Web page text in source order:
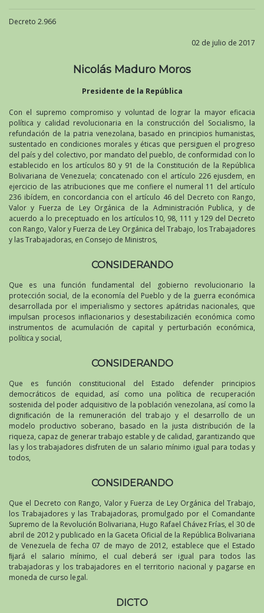
Decreto 2.966
02 de julio de 2017
Nicolás Maduro Moros
Presidente de la República
Con el supremo compromiso y voluntad de lograr la mayor eficacia
política y calidad revolucionaria en la construcción del Socialismo, la
refundación de la patria venezolana, basado en principios humanistas,
sustentado en condiciones morales y éticas que persiguen el progreso
del país y del colectivo, por mandato del pueblo, de conformidad con lo
establecido en los artículos 80 y 91 de la Constitución de la República
Bolivariana de Venezuela; concatenado con el artículo 226 ejusdem, en
ejercicio de las atribuciones que me confiere el numeral 11 del artículo
236 ibídem, en concordancia con el artículo 46 del Decreto con Rango,
Valor y Fuerza de Ley Orgánica de la Administración Publica, y de
acuerdo a lo preceptuado en los artículos 10, 98, 111 y 129 del Decreto
con Rango, Valor y Fuerza de Ley Orgánica del Trabajo, los Trabajadores
y las Trabajadoras, en Consejo de Ministros,
CONSIDERANDO
Que es una función fundamental del gobierno revolucionario la
protección social, de la economía del Pueblo y de la guerra económica
desarrollada por el imperialismo y sectores apátridas nacionales, que
impulsan procesos inflacionarios y desestabilizacién económica como
instrumentos de acumulación de capital y perturbación económica,
política y social,
CONSIDERANDO
Que es función constitucional del Estado defender principios
democráticos de equidad, así como una política de recuperación
sostenida del poder adquisitivo de la población venezolana, así como la
digniﬁcación de la remuneración del trabajo y el desarrollo de un
modelo productivo soberano, basado en la justa distribución de la
riqueza, capaz de generar trabajo estable y de calidad, garantizando que
las y los trabajadores disfruten de un salario mínimo igual para todas y
todos,
CONSIDERANDO
Que el Decreto con Rango, Valor y Fuerza de Ley Orgánica del Trabajo,
los Trabajadores y las Trabajadoras, promulgado por el Comandante
Supremo de la Revolución Bolivariana, Hugo Rafael Chávez Frías, el 30 de
abril de 2012 y publicado en la Gaceta Oficial de la República Bolivariana
de Venezuela de fecha 07 de mayo de 2012, establece que el Estado
ﬁjará el salario mínimo, el cual deberá ser igual para todos las
trabajadoras y los trabajadores en el territorio nacional y pagarse en
moneda de curso legal.
DICTO